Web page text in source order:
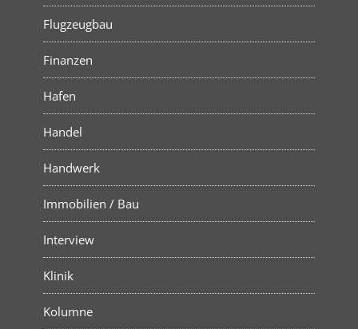
Flugzeugbau
Finanzen
Hafen
Handel
Handwerk
Immobilien / Bau
Interview
Klinik
Kolumne